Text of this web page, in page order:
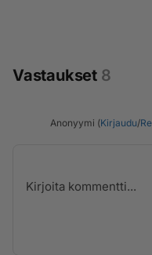
Vastaukset 8
Anonyymi (Kirjaudu/